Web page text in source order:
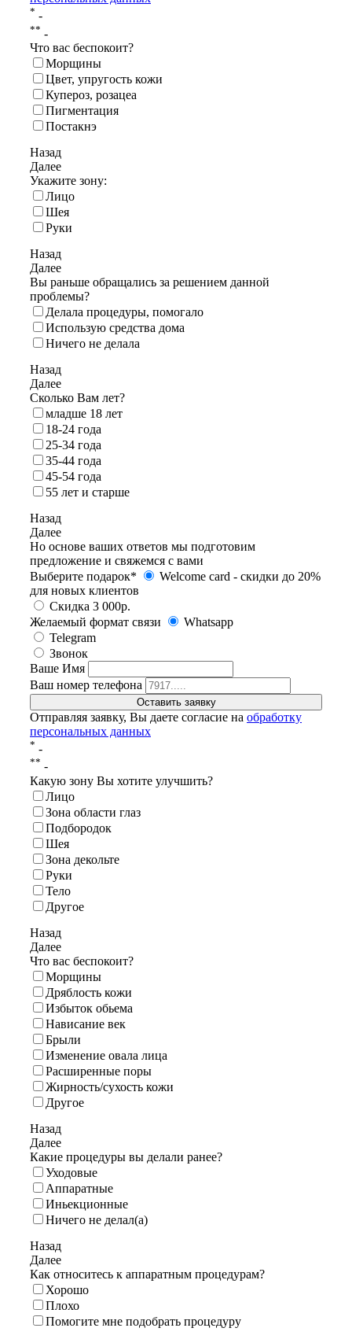
* -
** -
Что вас беспокоит?
Морщины
Цвет, упругость кожи
Купероз, розацеа
Пигментация
Постакнэ
Назад
Далее
Укажите зону:
Лицо
Шея
Руки
Назад
Далее
Вы раньше обращались за решением данной
проблемы?
Делала процедуры, помогало
Использую средства дома
Ничего не делала
Назад
Далее
Сколько Вам лет?
младше 18 лет
18‑24 года
25‑34 года
35‑44 года
45-54 года
55 лет и старше
Назад
Далее
Но основе ваших ответов мы подготовим
предложение и свяжемся с вами
Выберите подарок*
Welcome card - cкидки до 20%
для новых клиентов
Скидка 3 000р.
Желаемый формат связи
Whatsapp
Telegram
Звонок
Ваше Имя
Ваш номер телефона
Отправляя заявку, Вы даете согласие на обработку
персональных данных
* -
** -
Какую зону Вы хотите улучшить?
Лицо
Зона области глаз
Подбородок
Шея
Зона декольте
Руки
Тело
Другое
Назад
Далее
Что вас беспокоит?
Морщины
Дряблость кожи
Избыток обьема
Нависание век
Брыли
Изменение овала лица
Расширенные поры
Жирность/сухость кожи
Другое
Назад
Далее
Какие процедуры вы делали ранее?
Уходовые
Аппаратные
Иньекционные
Ничего не делал(а)
Назад
Далее
Как относитесь к аппаратным процедурам?
Хорошо
Плохо
Помогите мне подобрать процедуру